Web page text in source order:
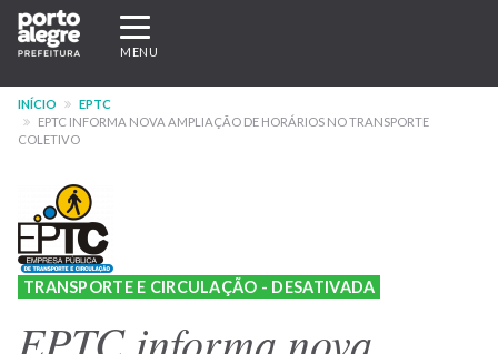
Pular
para
conteúdo
principal
Expandir/recolher
navegação
MENU
INÍCIO
EPTC
EPTC INFORMA NOVA AMPLIAÇÃO DE HORÁRIOS NO TRANSPORTE
COLETIVO
TRANSPORTE E CIRCULAÇÃO - DESATIVADA
EPTC informa nova